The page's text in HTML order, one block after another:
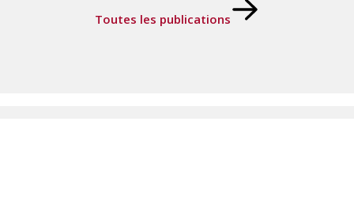
Toutes les publications